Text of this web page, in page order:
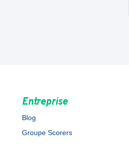
Entreprise
Blog
Groupe Scorers